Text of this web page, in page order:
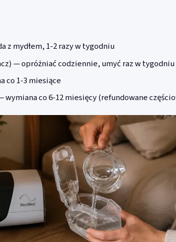
z mydłem, 1-2 razy w tygodniu
— opróżniać codziennie, umyć raz w tygodniu
co 1-3 miesiące
wymiana co 6-12 miesięcy (refundowane